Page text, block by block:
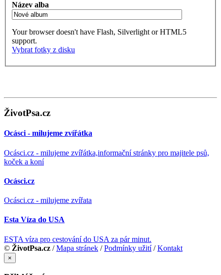
Název alba
Your browser doesn't have Flash, Silverlight or HTML5
support.
Vybrat fotky z disku
ŽivotPsa.cz
Ocásci - milujeme zvířátka
Ocásci.cz - milujeme zvířátka,informační stránky pro majitele psů,
koček a koní
Ocásci.cz
Ocásci.cz - milujeme zvířata
Esta Víza do USA
ESTA víza pro cestování do USA za pár minut.
© ŽivotPsa.cz /Mapa stránek /Podmínky užití/Kontakt
×